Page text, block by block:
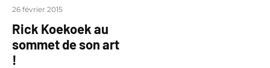
26 février 2015
Rick Koekoek au
sommet de son art
!